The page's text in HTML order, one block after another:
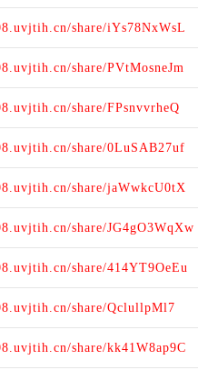
share/iYs78NxWsL
share/PVtMosneJm
share/FPsnvvrheQ
share/0LuSAB27uf
share/jaWwkcU0tX
share/JG4gO3WqXw
share/414YT9OeEu
share/QclullpMl7
share/kk41W8ap9C